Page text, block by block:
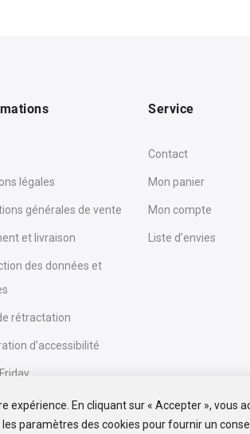
légales
générales de vente
et livraison
des données et
rétractation
d’accessibilité
Service
Contact
Mon panier
Mon compte
Liste d’envies
expérience. En cliquant sur « Accepter », vous
paramètres des cookies pour fournir un